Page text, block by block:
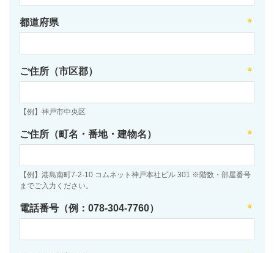
都道府県
ご住所（市区郡）
【例】神戸市中央区
ご住所（町名・番地・建物名）
【例】港島南町7-2-10 コムネット神戸本社ビル 301 ※階数・部屋番号
までご入力ください。
電話番号（例：078-304-7760）